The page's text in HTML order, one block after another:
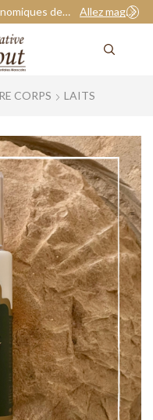
Améliorer les conditions socio-économiques de nos adhérents. Allez magasiner
CORPS LAITS